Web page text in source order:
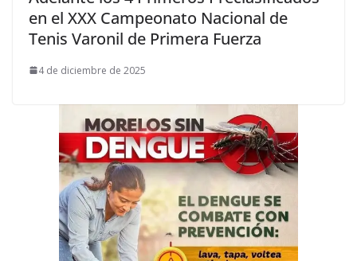
en el XXX Campeonato Nacional de
Tenis Varonil de Primera Fuerza
4 de diciembre de 2025